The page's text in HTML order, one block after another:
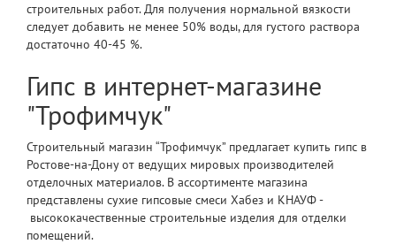
строительных работ. Для получения нормальной вязкости
следует добавить не менее 50% воды, для густого раствора
достаточно 40-45 %.
Гипс в интернет-магазине
"Трофимчук"
Строительный магазин “Трофимчук” предлагает купить гипс в
Ростове-на-Донуот ведущих мировых производителей
отделочных материалов. В ассортименте магазина
представлены сухие гипсовые смеси Хабез и КНАУФ -
высококачественные строительные изделия для отделки
помещений.